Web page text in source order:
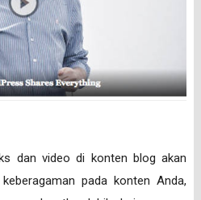
dan video di konten blog akan
pada konten Anda,